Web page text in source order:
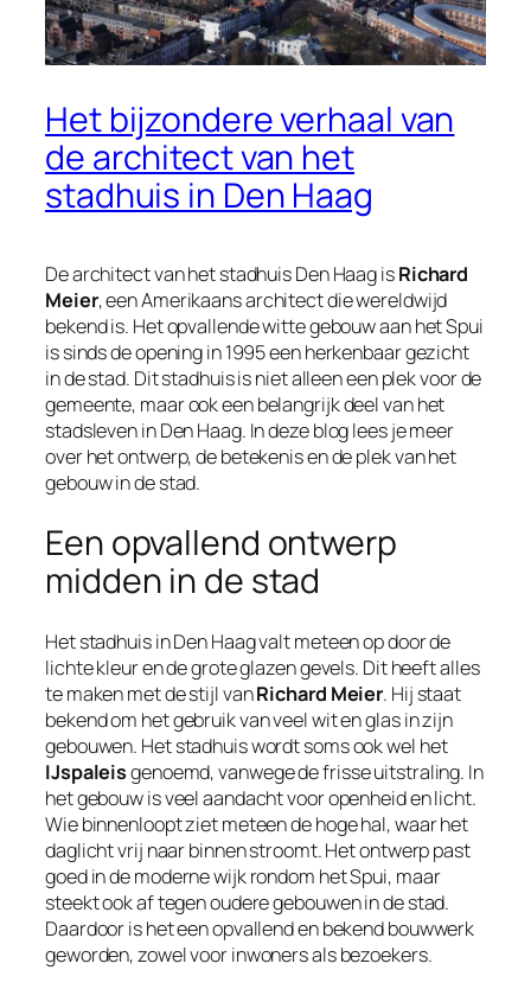
Het bijzondere verhaal van
de architect van het
stadhuis in Den Haag
De architect van het stadhuis Den Haag isRichard
Meier, een Amerikaans architect die wereldwijd
bekend is. Het opvallende witte gebouw aan het Spui
is sinds de opening in 1995 een herkenbaar gezicht
in de stad. Dit stadhuis is niet alleen een plek voor de
gemeente, maar ook een belangrijk deel van het
stadsleven in Den Haag. In deze blog lees je meer
over het ontwerp, de betekenis en de plek van het
gebouw in de stad.
Een opvallend ontwerp
midden in de stad
Het stadhuis in Den Haag valt meteen op door de
lichte kleur en de grote glazen gevels. Dit heeft alles
te maken met de stijl vanRichard Meier. Hij staat
bekend om het gebruik van veel wit en glas in zijn
gebouwen. Het stadhuis wordt soms ook wel het
IJspaleisgenoemd, vanwege de frisse uitstraling. In
het gebouw is veel aandacht voor openheid en licht.
Wie binnenloopt ziet meteen de hoge hal, waar het
daglicht vrij naar binnen stroomt. Het ontwerp past
goed in de moderne wijk rondom het Spui, maar
steekt ook af tegen oudere gebouwen in de stad.
Daardoor is het een opvallend en bekend bouwwerk
geworden, zowel voor inwoners als bezoekers.